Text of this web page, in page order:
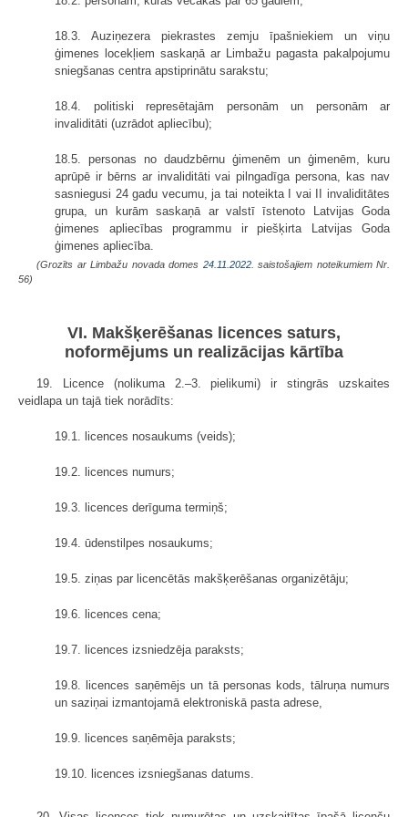
18.3. Auziņezera piekrastes zemju īpašniekiem un viņu
ģimenes locekļiem saskaņā ar Limbažu pagasta pakalpojumu
sniegšanas centra apstiprinātu sarakstu;
18.4. politiski represētajām personām un personām ar
invaliditāti (uzrādot apliecību);
18.5. personas no daudzbērnu ģimenēm un ģimenēm, kuru
aprūpē ir bērns ar invaliditāti vai pilngadīga persona, kas nav
sasniegusi 24 gadu vecumu, ja tai noteikta I vai II invaliditātes
grupa, un kurām saskaņā ar valstī īstenoto Latvijas Goda
ģimenes apliecības programmu ir piešķirta Latvijas Goda
ģimenes apliecība.
(Grozīts ar Limbažu novada domes 24.11.2022. saistošajiem noteikumiem Nr.
56)
VI. Makšķerēšanas licences saturs,
noformējums un realizācijas kārtība
19. Licence (nolikuma 2.–3. pielikumi) ir stingrās uzskaites
veidlapa un tajā tiek norādīts:
19.1. licences nosaukums (veids);
19.2. licences numurs;
19.3. licences derīguma termiņš;
19.4. ūdenstilpes nosaukums;
19.5. ziņas par licencētās makšķerēšanas organizētāju;
19.6. licences cena;
19.7. licences izsniedzēja paraksts;
19.8. licences saņēmējs un tā personas kods, tālruņa numurs
un saziņai izmantojamā elektroniskā pasta adrese,
19.9. licences saņēmēja paraksts;
19.10. licences izsniegšanas datums.